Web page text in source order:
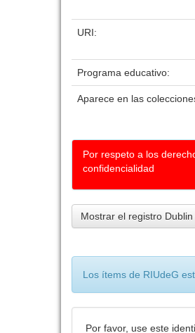
URI:
Programa educativo:
Aparece en las
Por respeto a los
confidencialidad
Mostrar el registro
Los ítems de RIUdeG
Por favor, use este